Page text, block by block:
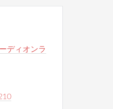
ディオンラ